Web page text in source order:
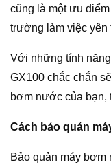
cũng là một ưu
trường làm việc yên
Với những tính
GX100 chắc chắn
bơm nước của bạn,
Cách bảo quản
Bảo quản máy